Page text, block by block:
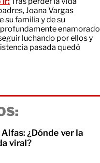
Joana Vargas
su familia y de su
enamorado
luchando por ellos y
pasada quedó
¿Dónde ver la
viral?